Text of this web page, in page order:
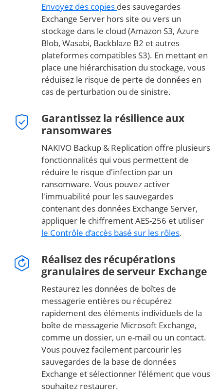
Envoyez des copies des sauvegardes
Exchange Server hors site ou vers un
stockage dans le cloud (Amazon S3, Azure
Blob, Wasabi, Backblaze B2 et autres
plateformes compatibles S3). En mettant en
place une hiérarchisation du stockage, vous
réduisez le risque de perte de données en
cas de perturbation ou de sinistre.
Garantissez la résilience aux
ransomwares
NAKIVO Backup & Replication offre plusieurs
fonctionnalités qui vous permettent de
réduire le risque d'infection par un
ransomware. Vous pouvez activer
l'immuabilité pour les sauvegardes
contenant des données Exchange Server,
appliquer le chiffrement AES-256 et utiliser
le Contrôle d’accès basé sur les rôles.
Réalisez des récupérations
granulaires de serveur Exchange
Restaurez les données de boîtes de
messagerie entières ou récupérez
rapidement des éléments individuels de la
boîte de messagerie Microsoft Exchange,
comme un dossier, un e-mail ou un contact.
Vous pouvez facilement parcourir les
sauvegardes de la base de données
Exchange et sélectionner l'élément que vous
souhaitez restaurer.